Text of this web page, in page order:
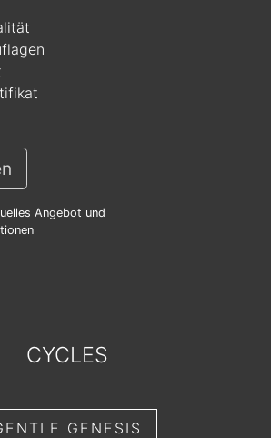
Angebot und
CYCLES
GENESIS